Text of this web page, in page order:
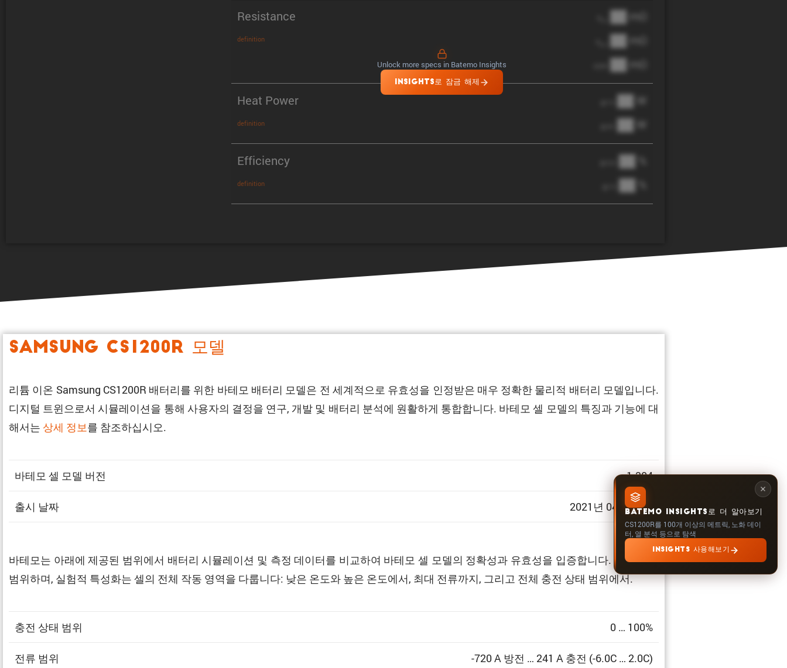
Resistance
definition
██ mΩ
██ mΩ
██ mΩ
Heat Power
definition
██ W
██ W
Efficiency
definition
██ %
██ %
Unlock more specs in Batemo Insights
INSIGHTS로 잠금 해제
BATEMO INSIGHTS로 더 알아보기
CS1200R를 100개 이상의 메트릭, 노화 데이
터, 열 분석 등으로 탐색
INSIGHTS 사용해보기
Samsung CS1200R 모델
리튬 이온 Samsung CS1200R 배터리를 위한 바테모 배터리 모델은 전 세계적으로 유효성을 인정받은 매우 정확한 물리적 배터리 모델입니다.
디지털 트윈으로서 시뮬레이션을 통해 사용자의 결정을 연구, 개발 및 배터리 분석에 원활하게 통합합니다. 바테모 셀 모델의 특징과 기능에 대
해서는 상세 정보를 참조하십시오.
바테모 셀 모델 버전 1.304
출시 날짜 2021년 04월 01일
바테모는 아래에 제공된 범위에서 배터리 시뮬레이션 및 측정 데이터를 비교하여 바테모 셀 모델의 정확성과 유효성을 입증합니다. 검증은 광
범위하며, 실험적 특성화는 셀의 전체 작동 영역을 다룹니다: 낮은 온도와 높은 온도에서, 최대 전류까지, 그리고 전체 충전 상태 범위에서.
충전 상태 범위 0 … 100%
전류 범위 -720 A 방전 … 241 A 충전 (-6.0C … 2.0C)